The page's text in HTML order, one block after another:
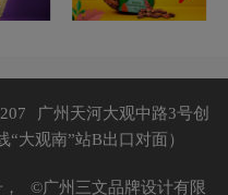
广州天河大观中路3号创
大观南”站B出口对面）
©广州三文品牌设计有限